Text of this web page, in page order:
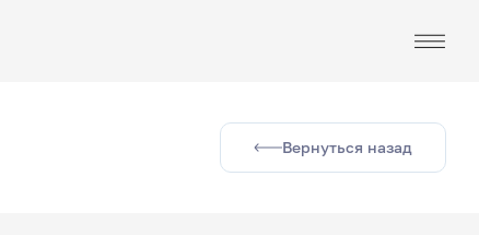
Вернуться назад